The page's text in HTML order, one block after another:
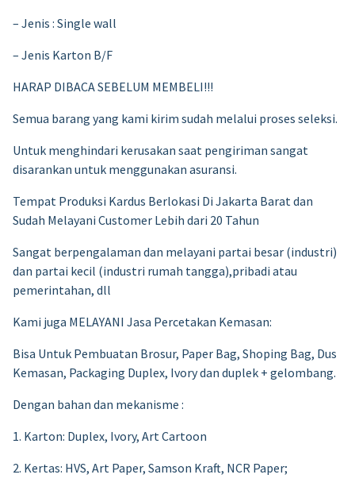
– Jenis : Single wall
– Jenis Karton B/F
HARAP DIBACA SEBELUM MEMBELI!!!
Semua barang yang kami kirim sudah melalui proses seleksi.
Untuk menghindari kerusakan saat pengiriman sangat
disarankan untuk menggunakan asuransi.
Tempat Produksi Kardus Berlokasi Di Jakarta Barat dan
Sudah Melayani Customer Lebih dari 20 Tahun
Sangat berpengalaman dan melayani partai besar (industri)
dan partai kecil (industri rumah tangga),pribadi atau
pemerintahan, dll
Kami juga MELAYANI Jasa Percetakan Kemasan:
Bisa Untuk Pembuatan Brosur, Paper Bag, Shoping Bag, Dus
Kemasan, Packaging Duplex, Ivory dan duplek + gelombang.
Dengan bahan dan mekanisme :
1. Karton: Duplex, Ivory, Art Cartoon
2. Kertas: HVS, Art Paper, Samson Kraft, NCR Paper;